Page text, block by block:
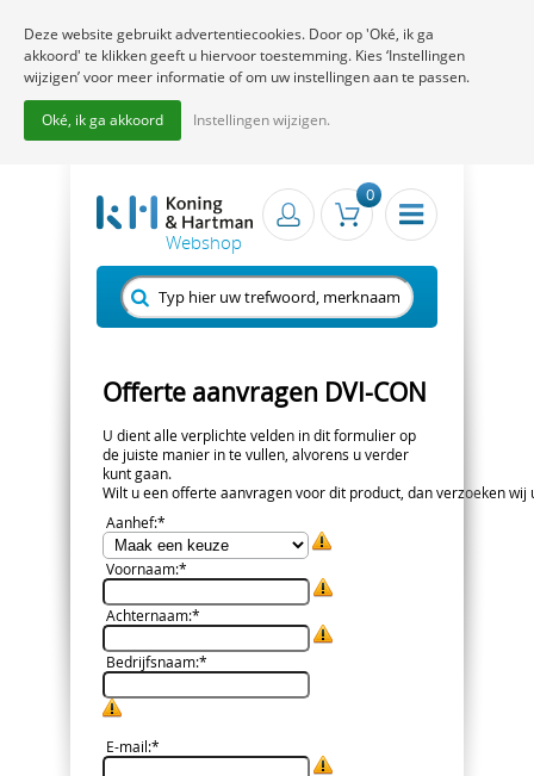
0
Offerte aanvragen DVI-CON
U dient alle verplichte velden in dit formulier op
de juiste manier in te vullen, alvorens u verder
kunt gaan.
Wilt u een offerte aanvragen voor dit product, dan verzoeken
Aanhef:*
Voornaam:*
Achternaam:*
Bedrijfsnaam:*
E-mail:*
Deze website gebruikt advertentiecookies. Door op 'Oké, ik ga
akkoord' te klikken geeft u hiervoor toestemming. Kies ‘Instellingen
wijzigen’ voor meer informatie of om uw instellingen aan te passen.
Oké, ik ga akkoord Instellingen wijzigen.